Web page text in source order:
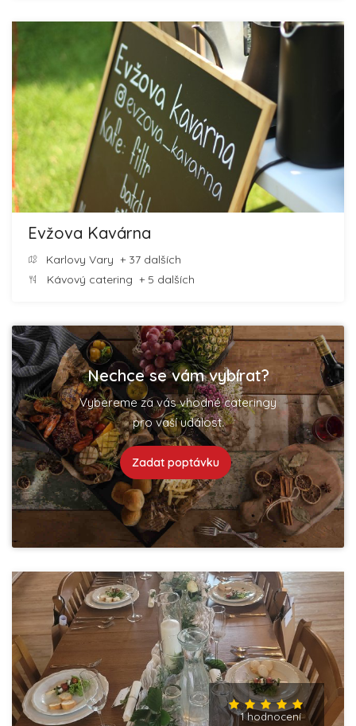
Evžova Kavárna
Karlovy Vary + 37 dalších
Kávový catering + 5 dalších
Nechce se vám vybírat?
Vybereme za vás vhodné cateringy
pro vaší událost.
Zadat poptávku
1 hodnocení